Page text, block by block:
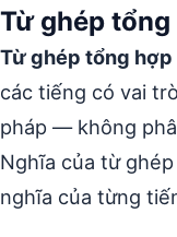
Từ ghép
Từ ghép tổng hợp
các tiếng có vai
pháp — không
Nghĩa của từ
nghĩa của từng